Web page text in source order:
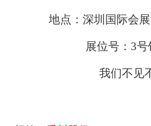
地点：深圳国际会
展位号：3号
我们不见